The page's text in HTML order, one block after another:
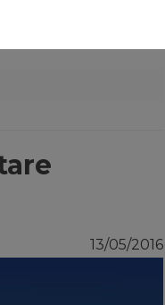
13/05/2016